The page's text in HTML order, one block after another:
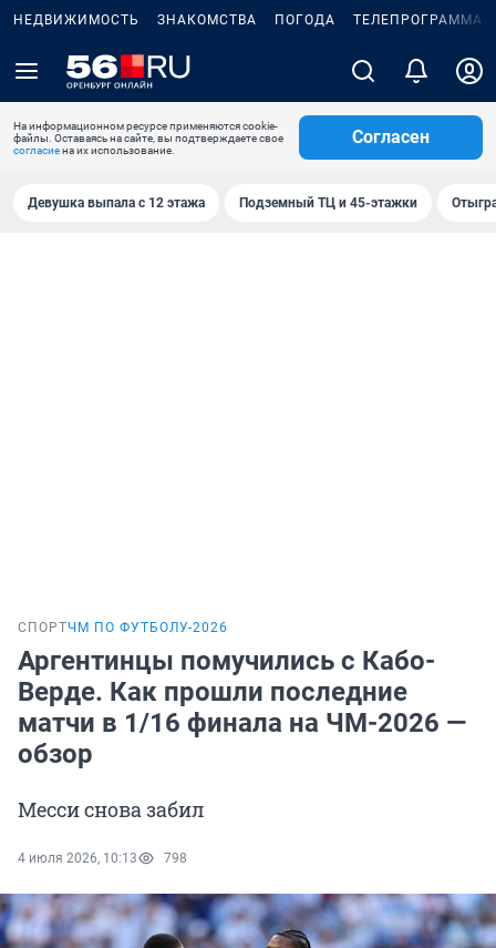
НЕДВИЖИМОСТЬ ЗНАКОМСТВА ПОГОДА ТЕЛЕПРОГРАММА
На информационном ресурсе применяются cookie-
файлы. Оставаясь на сайте, вы подтверждаете свое
согласиена их использование.
Согласен
Девушка выпала с 12 этажа Подземный ТЦ и 45-этажки
СПОРТЧМ ПО ФУТБОЛУ-2026
Аргентинцы помучились с Кабо-
Верде. Как прошли последние
матчи в 1/16 финала на ЧМ-2026 —
обзор
Месси снова забил
4 июля 2026, 10:13 798